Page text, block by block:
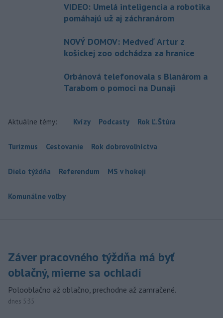
VIDEO: Umelá inteligencia a robotika
pomáhajú už aj záchranárom
NOVÝ DOMOV: Medveď Artur z
košickej zoo odchádza za hranice
Orbánová telefonovala s Blanárom a
Tarabom o pomoci na Dunaji
Aktuálne témy: Kvízy Podcasty Rok Ľ.Štúra
Turizmus Cestovanie Rok dobrovoľníctva
Dielo týždňa Referendum MS v hokeji
Komunálne voľby
Záver pracovného týždňa má byť
oblačný, mierne sa ochladí
Polooblačno až oblačno, prechodne až zamračené.
dnes 5:35